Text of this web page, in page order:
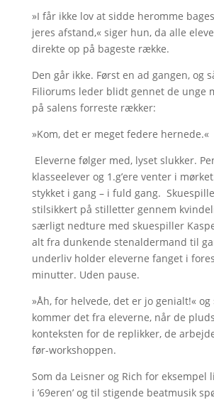
»I får ikke lov at sidde heromme
jeres afstand,« siger hun, da alle
direkte op på bageste række.
Den går ikke. Først en ad gangen, og
Filiorums leder blidt gennet de unge
på salens forreste rækker:
»Kom, det er meget federe hernede.«
Eleverne følger med, lyset slukker.
klasseelever og 1.g’ere venter i
stykket i gang – i fuld gang.
stilsikkert på stilletter gennem
særligt nedture med skuespiller
alt fra dunkende stenaldermand til
underliv holder eleverne fanget i
minutter. Uden pause.
»Åh, for helvede, det er jo genialt!« og
kommer det fra eleverne, når de
konteksten for de replikker, de
før-workshoppen.
Som da Leisner og Rich for eksempel
i ’69eren’ og til stigende beatmusik